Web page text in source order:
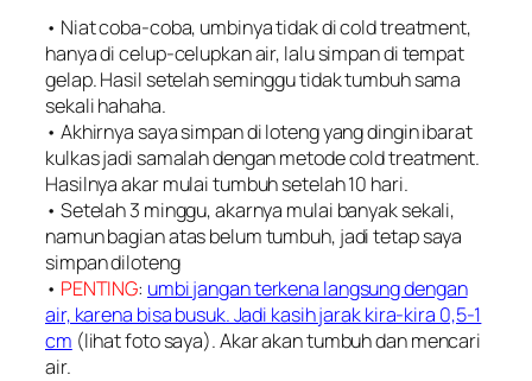
• Niat coba-coba, umbinya tidak di cold treatment,
hanya di celup-celupkan air, lalu simpan di tempat
gelap. Hasil setelah seminggu tidak tumbuh sama
sekali hahaha.
• Akhirnya saya simpan di loteng yang dingin ibarat
kulkas jadi samalah dengan metode cold treatment.
Hasilnya akar mulai tumbuh setelah 10 hari.
• Setelah 3 minggu, akarnya mulai banyak sekali,
namun bagian atas belum tumbuh, jadi tetap saya
simpan diloteng
• PENTING: umbi jangan terkena langsung dengan
air, karena bisa busuk. Jadi kasih jarak kira-kira 0,5-1
cm (lihat foto saya). Akar akan tumbuh dan mencari
air.